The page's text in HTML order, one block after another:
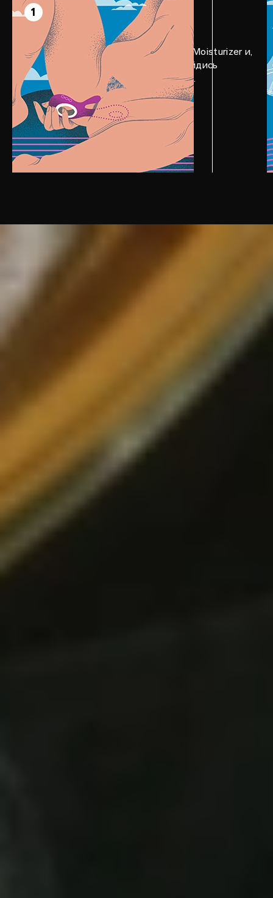
1 Прелюдия
Нанеси лубрикант LELO Personal Moisturizer и,
перевернув SORAYA Wave™, пройдись
маленьким отростком по клитору.